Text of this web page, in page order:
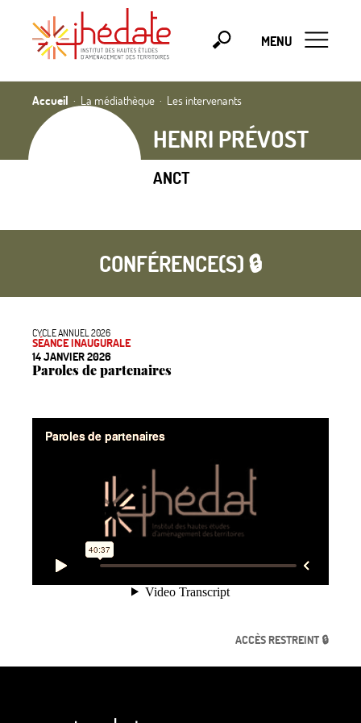
MENU
Accueil La médiathèque Les intervenants
HENRI PRÉVOST
ANCT
CONFÉRENCE(S) 🔒
CYCLE ANNUEL 2026
SÉANCE INAUGURALE
14 JANVIER 2026
Paroles de partenaires
ACCÈS RESTREINT 🔒